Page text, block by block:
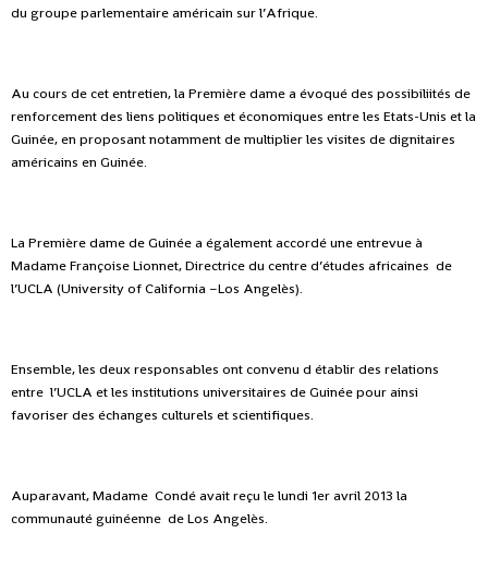
du groupe parlementaire américain sur l’Afrique.
Au cours de cet entretien, la Première dame a évoqué des possibiliités de
renforcement des liens politiques et économiques entre les Etats-Unis et la
Guinée, en proposant notamment de multiplier les visites de dignitaires
américains en Guinée.
La Première dame de Guinée a également accordé une entrevue à
Madame Françoise Lionnet, Directrice du centre d’études africaines de
l’UCLA (University of California –Los Angelès).
Ensemble, les deux responsables ont convenu d établir des relations
entre l’UCLA et les institutions universitaires de Guinée pour ainsi
favoriser des échanges culturels et scientifiques.
Auparavant, Madame Condé avait reçu le lundi 1er avril 2013 la
communauté guinéenne de Los Angelès.